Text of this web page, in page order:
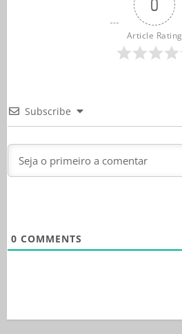
0
Article Rating
Subscribe
0 COMMENTS